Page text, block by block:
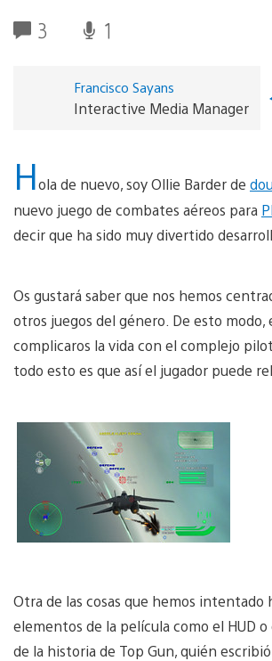
3 1
Francisco Sayans
Interactive Media Manager
Hola de nuevo, soy Ollie Barder de
nuevo juego de combates aéreos para
decir que ha sido muy divertido
Os gustará saber que nos hemos
otros juegos del género. De esto
complicaros la vida con el complejo
todo esto es que así el jugador puede
Otra de las cosas que hemos
elementos de la película como el HUD
de la historia de Top Gun, quién